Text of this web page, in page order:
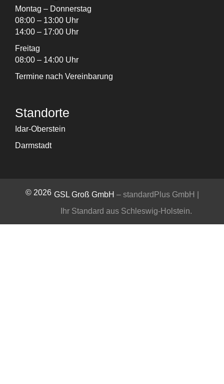
Montag – Donnerstag
08:00 – 13:00 Uhr
14:00 – 17:00 Uhr
Freitag
08:00 – 14:00 Uhr
Termine nach Vereinbarung
Standorte
Idar-Oberstein
Darmstadt
© 2026 GSL Groß GmbH – standardPlus GmbH |
Ihr Standard aus Schleswig-Holstein.